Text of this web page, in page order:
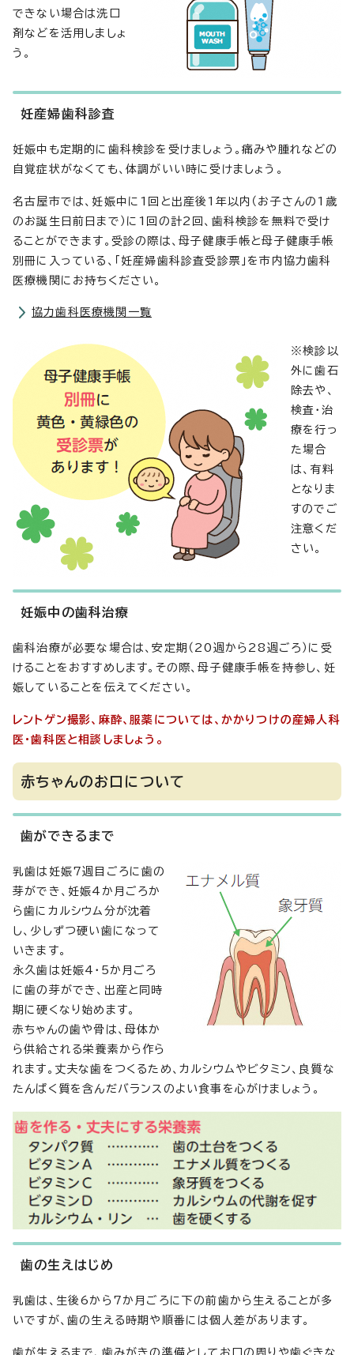
できない場合は洗口
剤などを活用しましょ
う。
妊産婦歯科診査
妊娠中も定期的に歯科検診を受けましょう。痛みや腫れなどの
自覚症状がなくても、体調がいい時に受けましょう。
名古屋市では、妊娠中に1回と出産後1年以内（お子さんの1歳
のお誕生日前日まで）に1回の計2回、歯科検診を無料で受け
ることができます。受診の際は、母子健康手帳と母子健康手帳
別冊に入っている、「妊産婦歯科診査受診票」を市内協力歯科
医療機関にお持ちください。
協力歯科医療機関一覧
※検診以
外に歯石
除去や、
検査・治
療を行っ
た場合
は、有料
となりま
すのでご
注意くだ
さい。
妊娠中の歯科治療
歯科治療が必要な場合は、安定期（20週から28週ごろ）に受
けることをおすすめします。その際、母子健康手帳を持参し、妊
娠していることを伝えてください。
レントゲン撮影、麻酔、服薬については、かかりつけの産婦人科
医・歯科医と相談しましょう。
赤ちゃんのお口について
歯ができるまで
乳歯は妊娠7週目ごろに歯の
芽ができ、妊娠4か月ごろか
ら歯にカルシウム分が沈着
し、少しずつ硬い歯になって
いきます。
永久歯は妊娠4・5か月ごろ
に歯の芽ができ、出産と同時
期に硬くなり始めます。
赤ちゃんの歯や骨は、母体か
ら供給される栄養素から作ら
れます。丈夫な歯をつくるため、カルシウムやビタミン、良質な
たんぱく質を含んだバランスのよい食事を心がけましょう。
歯の生えはじめ
乳歯は、生後6から7か月ごろに下の前歯から生えることが多
いですが、歯の生える時期や順番には個人差があります。
歯が生えるまで、歯みがきの準備としてお口の周りや歯ぐきな